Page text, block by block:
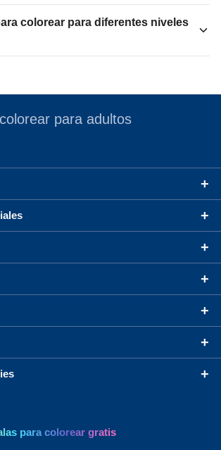
colorear para diferentes niveles
para adultos
+
+
+
+
+
+
+
para colorear gratis